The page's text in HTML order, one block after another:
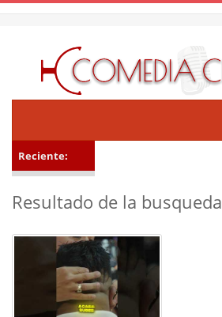
Reciente:
Resultado de la busqueda